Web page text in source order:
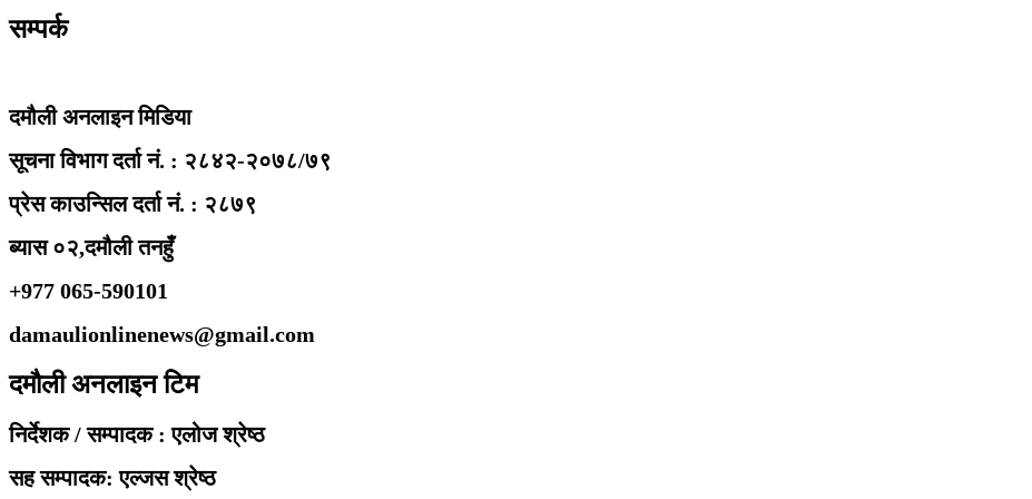
सम्पर्क
दमौली अनलाइन मिडिया
सूचना विभाग दर्ता नं. : २८४२-२०७८/७९
प्रेस काउन्सिल दर्ता नं. : २८७९
ब्यास ०२,दमौली तनहुँ
+977 065-590101
damaulionlinenews@gmail.com
दमौली अनलाइन टिम
निर्देशक / सम्पादक : एलोज श्रेष्ठ
सह सम्पादक: एल्जस श्रेष्ठ